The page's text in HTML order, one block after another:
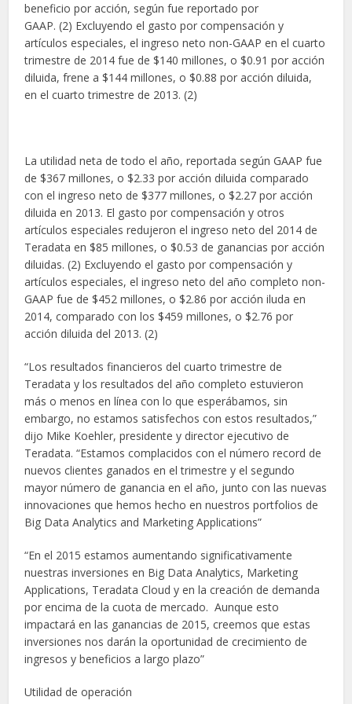
beneficio por acción, según fue reportado por
GAAP. (2) Excluyendo el gasto por compensación y
artículos especiales, el ingreso neto non-GAAP en el cuarto
trimestre de 2014 fue de $140 millones, o $0.91 por acción
diluida, frene a $144 millones, o $0.88 por acción diluida,
en el cuarto trimestre de 2013. (2)
La utilidad neta de todo el año, reportada según GAAP fue
de $367 millones, o $2.33 por acción diluida comparado
con el ingreso neto de $377 millones, o $2.27 por acción
diluida en 2013. El gasto por compensación y otros
artículos especiales redujeron el ingreso neto del 2014 de
Teradata en $85 millones, o $0.53 de ganancias por acción
diluidas. (2) Excluyendo el gasto por compensación y
artículos especiales, el ingreso neto del año completo non-
GAAP fue de $452 millones, o $2.86 por acción iluda en
2014, comparado con los $459 millones, o $2.76 por
acción diluida del 2013. (2)
“Los resultados financieros del cuarto trimestre de
Teradata y los resultados del año completo estuvieron
más o menos en línea con lo que esperábamos, sin
embargo, no estamos satisfechos con estos resultados,”
dijo Mike Koehler, presidente y director ejecutivo de
Teradata. “Estamos complacidos con el número record de
nuevos clientes ganados en el trimestre y el segundo
mayor número de ganancia en el año, junto con las nuevas
innovaciones que hemos hecho en nuestros portfolios de
Big Data Analytics and Marketing Applications”
“En el 2015 estamos aumentando significativamente
nuestras inversiones en Big Data Analytics, Marketing
Applications, Teradata Cloud y en la creación de demanda
por encima de la cuota de mercado. Aunque esto
impactará en las ganancias de 2015, creemos que estas
inversiones nos darán la oportunidad de crecimiento de
ingresos y beneficios a largo plazo”
Utilidad de operación